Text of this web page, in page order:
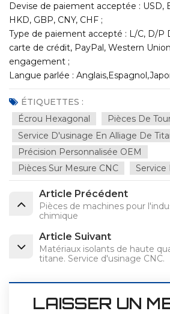
Devise de paiement acceptée : USD,
HKD, GBP, CNY, CHF ;
Type de paiement accepté : L/C, D/P
carte de crédit, PayPal, Western
engagement ;
Langue parlée :
ÉTIQUETTES :
Écrou Hexagonal
Pièces De
Service D'usinage En Alliage De
Précision Personnalisée OEM
Pièces Sur Mesure CNC
Service
Article Précédent
Pièces de machines pour
chimique
Article Suivant
Matériaux isolants de haute
titane. Service d'usinage CNC.
LAISSER UN